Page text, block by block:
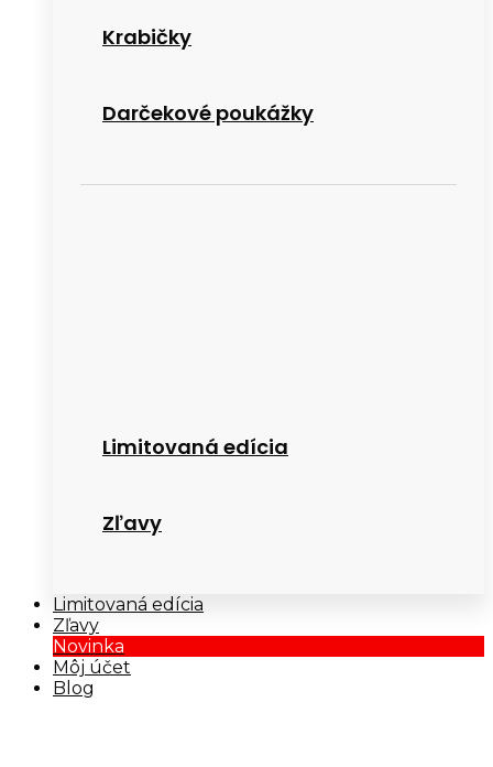
Krabičky
Darčekové poukážky
Limitovaná edícia
Zľavy
Limitovaná edícia
Zľavy
Novinka
Môj účet
Blog